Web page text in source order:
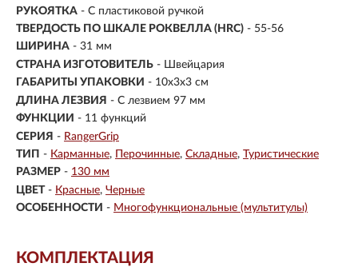
РУКОЯТКА - С пластиковой ручкой
ТВЕРДОСТЬ ПО ШКАЛЕ РОКВЕЛЛА (HRC) - 55-56
ШИРИНА - 31 мм
СТРАНА ИЗГОТОВИТЕЛЬ - Швейцария
ГАБАРИТЫ УПАКОВКИ - 10x3x3 см
ДЛИНА ЛЕЗВИЯ - С лезвием 97 мм
ФУНКЦИИ - 11 функций
СЕРИЯ - RangerGrip
ТИП - Карманные Перочинные Складные Туристические
РАЗМЕР - 130 мм
ЦВЕТ - Красные Черные
ОСОБЕННОСТИ - Многофункциональные (мультитулы)
КОМПЛЕКТАЦИЯ